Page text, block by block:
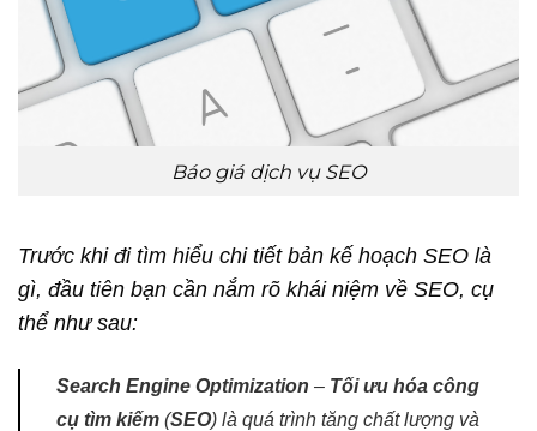
Báo giá dịch vụ SEO
Trước khi đi tìm hiểu chi tiết bản kế hoạch SEO là
gì, đầu tiên bạn cần nắm rõ khái niệm về SEO, cụ
thể như sau:
Search Engine Optimization – Tối ưu hóa công
cụ tìm kiếm (SEO) là quá trình tăng chất lượng và